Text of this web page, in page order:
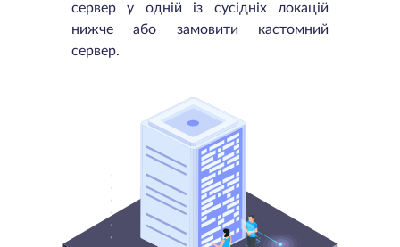
сервер у одній із сусідніх локацій
нижче або замовити кастомний
сервер.